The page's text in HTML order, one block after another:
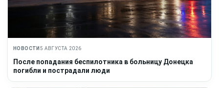
НОВОСТИ 5 АВГУСТА 2026
После попадания беспилотника в больницу Донецка
погибли и пострадали люди